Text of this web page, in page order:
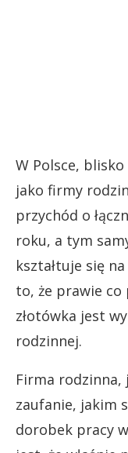
W Polsce,
jako firmy
przychód o
roku, a tym
kształtuje się
to, że prawie co
złotówka jest
rodzinnej.
Firma rodzinna,
zaufanie, jakim
dorobek pracy